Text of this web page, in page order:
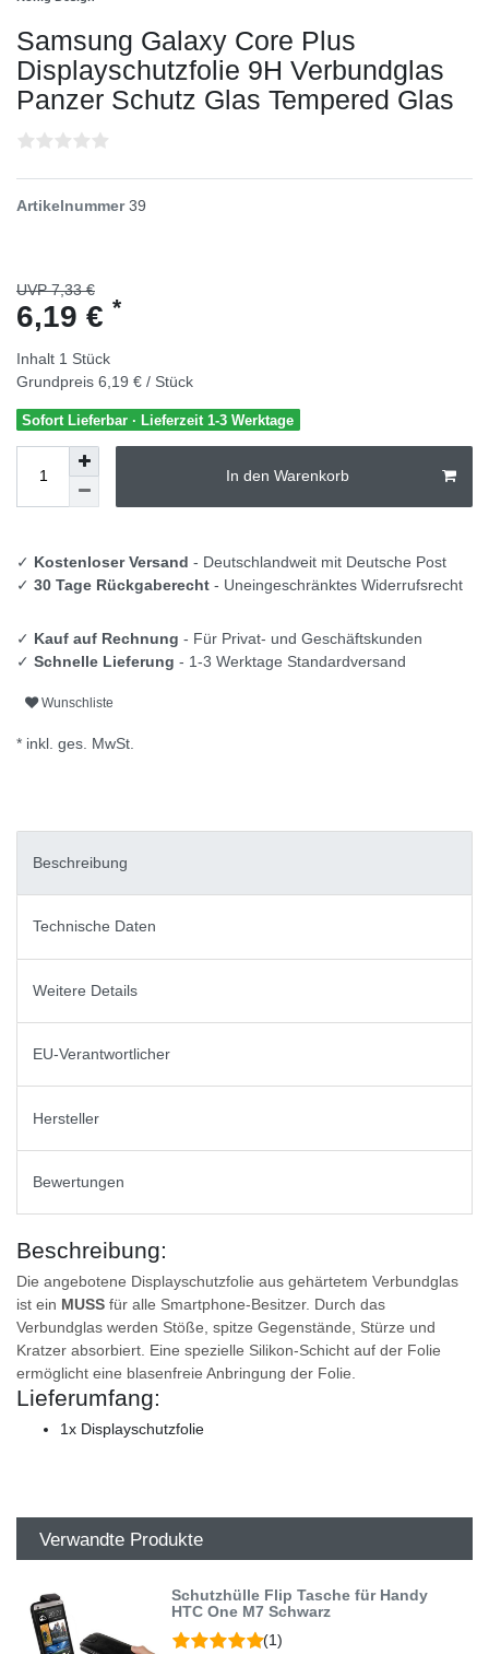
Samsung Galaxy Core Plus
Displayschutzfolie 9H Verbundglas
Panzer Schutz Glas Tempered Glas
Artikelnummer39
UVP 7,33 €
6,19 € *
Inhalt 1 Stück
Grundpreis 6,19 € / Stück
Sofort Lieferbar · Lieferzeit 1-3 Werktage
In den Warenkorb
✓ Kostenloser Versand - Deutschlandweit mit Deutsche Post
✓ 30 Tage Rückgaberecht - Uneingeschränktes Widerrufsrecht
✓ Kauf auf Rechnung - Für Privat- und Geschäftskunden
✓ Schnelle Lieferung - 1-3 Werktage Standardversand
Wunschliste
* inkl. ges. MwSt.
Beschreibung
Technische Daten
Weitere Details
EU-Verantwortlicher
Hersteller
Bewertungen
Beschreibung:
Die angebotene Displayschutzfolie aus gehärtetem Verbundglas
ist ein MUSS für alle Smartphone-Besitzer. Durch das
Verbundglas werden Stöße, spitze Gegenstände, Stürze und
Kratzer absorbiert. Eine spezielle Silikon-Schicht auf der Folie
ermöglicht eine blasenfreie Anbringung der Folie.
Lieferumfang:
1x Displayschutzfolie
Verwandte Produkte
Schutzhülle Flip Tasche für Handy
HTC One M7 Schwarz
(1)